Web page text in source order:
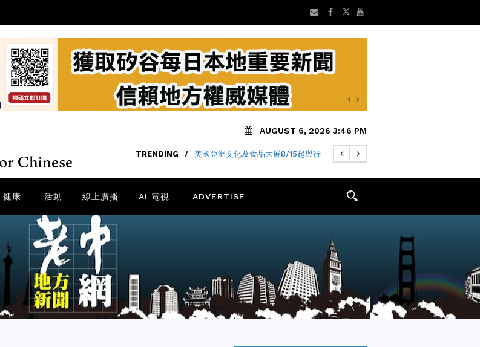
AUGUST 6, 2026 3:46 PM
TRENDING / 美國亞洲文化及食品大展8/15起舉行
健康 活動 線上廣播 AI 電視 ADVERTISE